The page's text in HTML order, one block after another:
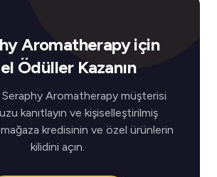
Aromatherapy için
Ödüller Kazanın
Seraphy Aromatherapy müşterisi
kanıtlayın ve kişiselleştirilmiş
kredisinin ve özel ürünlerin
kilidini açın.